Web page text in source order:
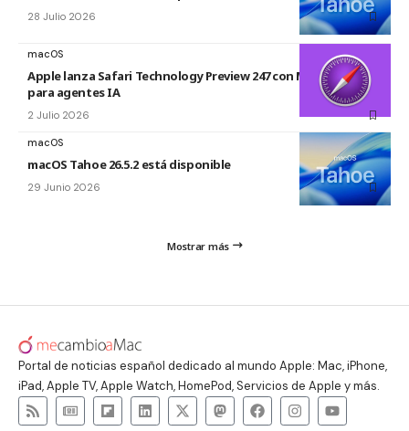
28 Julio 2026
macOS
Apple lanza Safari Technology Preview 247 con MCP Server
para agentes IA
2 Julio 2026
macOS
macOS Tahoe 26.5.2 está disponible
29 Junio 2026
Mostrar más
Portal de noticias español dedicado al mundo Apple: Mac, iPhone,
iPad, Apple TV, Apple Watch, HomePod, Servicios de Apple y más.